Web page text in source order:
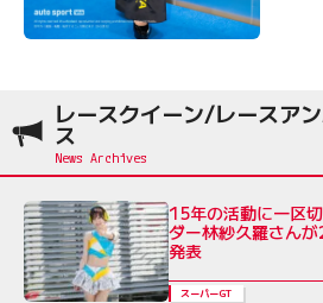
レースクイーン/レースア
ス
15年の活動に一区
ダー林紗久羅さん
発表
スーパーGT